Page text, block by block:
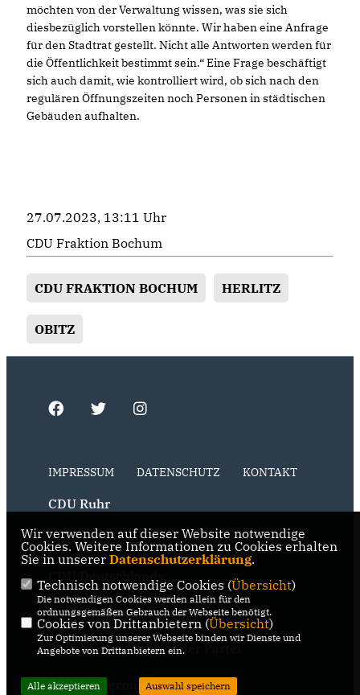
möchten von der Verwaltung wissen, was sie sich
diesbezüglich vorstellen könnte. Wir haben eine Anfrage
für den Stadtrat gestellt. Nicht alle Antworten werden für
die Öffentlichkeit bestimmt sein.“ Eine Frage beschäftigt
sich auch damit, wie kontrolliert wird, ob sich nach den
regulären Öffnungszeiten noch Personen in städtischen
Gebäuden aufhalten.
27.07.2023, 13:11 Uhr
CDU Fraktion Bochum
CDU FRAKTION BOCHUM HERLITZ
OBITZ
IMPRESSUM DATENSCHUTZ KONTAKT
CDU Ruhr
CDU NRW
RSS der Neuigkeiten der Fraktion
RSS der Neuigkeiten der Partei
RSS der Termine
Wir verwenden auf dieser Website notwendige
Cookies. Weitere Informationen zu Cookies erhalten
Sie in unserer Datenschutzerklärung.
Technisch notwendige Cookies (Übersicht)
Die notwendigen Cookies werden allein für den
ordnungsgemäßen Gebrauch der Webseite benötigt.
Cookies von Drittanbietern (Übersicht)
Zur Optimierung unserer Webseite binden wir Dienste und
Angebote von Drittanbietern ein.
Alle akzeptieren Auswahl speichern